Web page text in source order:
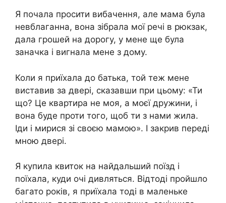
Я почала просити вибачення, але мама була
невблаганна, вона зібрала мої речі в рюкзак,
дала грошей на дорогу, у мене ще була
заначка і вигнала мене з дому.
Коли я приїхала до батька, той теж мене
виставив за двері, сказавши при цьому: «Ти
що? Це квартира не моя, а моєї дружини, і
вона буде проти того, щоб ти з нами жила.
Іди і мирися зі своєю мамою». І закрив переді
мною двері.
Я купила квиток на найдальший поїзд і
поїхала, куди очі дивляться. Відтоді пройшло
багато років, я приїхала тоді в маленьке